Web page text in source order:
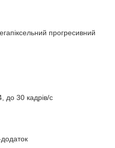
прогресивний
до 30 кадрів/с